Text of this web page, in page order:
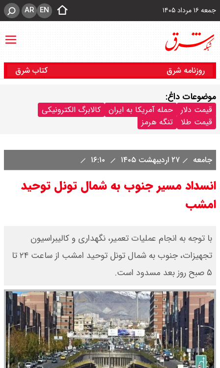
جمعه ۱۶ مرداد ۱۴۰۵ EN
AR
روزنامه شرق کتاب شرق
موضوعات داغ:
قیمت دلار حمله آمریکا به ایران
کالابرگ الکترونیکی
قیمت طلا
تنگه هرمز
جامعه ۲۷ اردیبهشت ۱۴۰۵
انسداد مسیر جنوب به شمال تونل توحید
امشب
با توجه به انجام عملیات تعمیر، نگهداری و کالیبراسیون
تجهیزات، جنوب به شمال تونل توحید امشب از ساعت ۲۴ تا
۵ صبح روز بعد مسدود است.